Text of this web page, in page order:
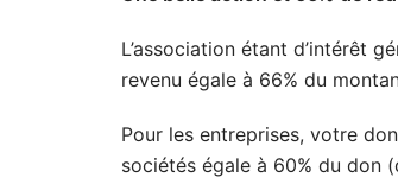
L’association étant d’intérêt
revenu égale à 66% du
Pour les entreprises, votre
sociétés égale à 60% du don